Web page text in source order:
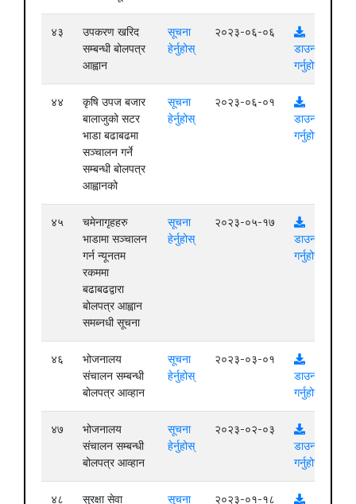
४३
उपकरण खरिद
सम्बन्धी बोलपत्र
आह्वान
सूचना
हेर्नुहोस्
२०२३-०६-०६
डाउनलोड
गर्नुहोस्
४४
कृषि उपज बजार
बालाजुको सटर
भाडा बढाबढमा
सञ्चालन गर्ने
सम्बन्धी बोलपत्र
आह्वानको
सूचना
हेर्नुहोस्
२०२३-०६-०१
डाउनलोड
गर्नुहोस्
४५
चमेनागृहहरु
भाडामा सञ्चालन
गर्न न्यूनतम
रकममा
बढाबढद्वारा
बोलपत्र आह्वान
समब्नधी सूचना
सूचना
हेर्नुहोस्
२०२३-०५-१७
डाउनलोड
गर्नुहोस्
४६
भोजनालय
संचालन सम्बन्धी
बोलपत्र आव्हान
सूचना
हेर्नुहोस्
२०२३-०३-०१
डाउनलोड
गर्नुहोस्
४७
भोजनालय
संचालन सम्बन्धी
बोलपत्र आव्हान
सूचना
हेर्नुहोस्
२०२३-०२-०३
डाउनलोड
गर्नुहोस्
४८
सुरक्षा सेवा
सूचना
२०२३-०१-१८